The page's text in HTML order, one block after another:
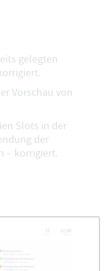
gelegten
Vorschau von
Slots in der
der
– korrigiert.